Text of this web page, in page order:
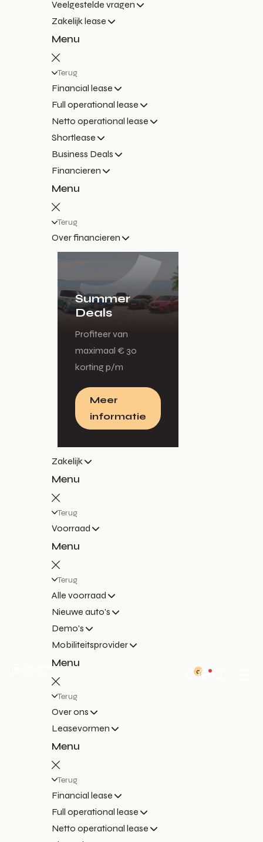
Veelgestelde vragen
Zakelijk lease
Menu
Terug
Financial lease
Full operational lease
Netto operational lease
Shortlease
Business Deals
Financieren
Menu
Terug
Over financieren
Summer
Deals
Profiteer van
maximaal € 30
korting p/m
Meer
informatie
Zakelijk
Menu
Terug
Voorraad
Menu
Terug
Alle voorraad
Nieuwe auto's
Demo's
Mobiliteitsprovider
Menu
Terug
Over ons
Leasevormen
Menu
Terug
Financial lease
Full operational lease
Netto operational lease
0